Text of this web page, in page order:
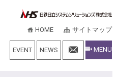
HOME サイトマップ
MENU
NEWS
EVENT